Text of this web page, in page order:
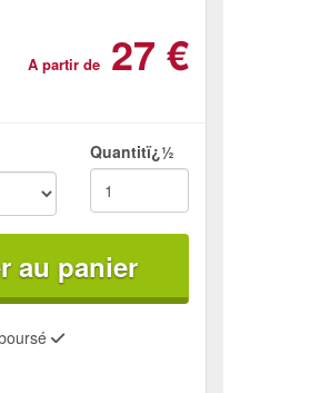
A partir de 27 €
Quantitï¿½
au panier